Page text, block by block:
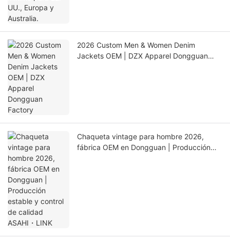
2026 Custom Men & Women Denim
Jackets OEM | DZX Apparel Dongguan
Chaqueta vintage para hombre 2026,
fábrica OEM en Dongguan | Producción